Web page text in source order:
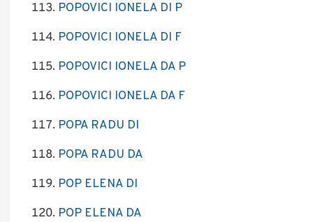
POPOVICI IONELA DI P
POPOVICI IONELA DI F
POPOVICI IONELA DA P
POPOVICI IONELA DA F
POPA RADU DI
POPA RADU DA
POP ELENA DI
POP ELENA DA